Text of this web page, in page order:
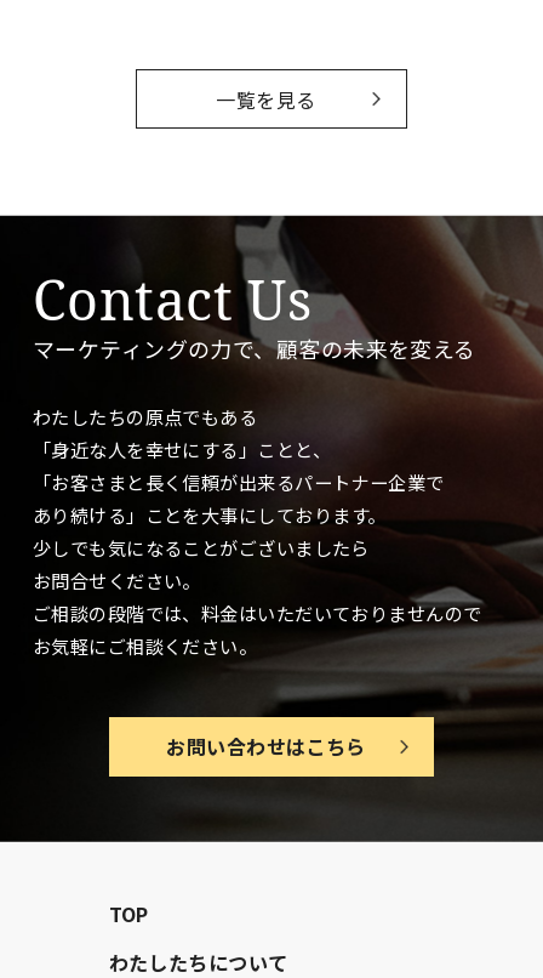
一覧を見る
Contact Us
マーケティングの力で、顧客の未来を変える
わたしたちの原点でもある
「身近な人を幸せにする」ことと、
「お客さまと長く信頼が出来るパートナー企業で
あり続ける」ことを大事にしております。
少しでも気になることがございましたら
お問合せください。
ご相談の段階では、料金はいただいておりませんので
お気軽にご相談ください。
お問い合わせはこちら
TOP
わたしたちについて